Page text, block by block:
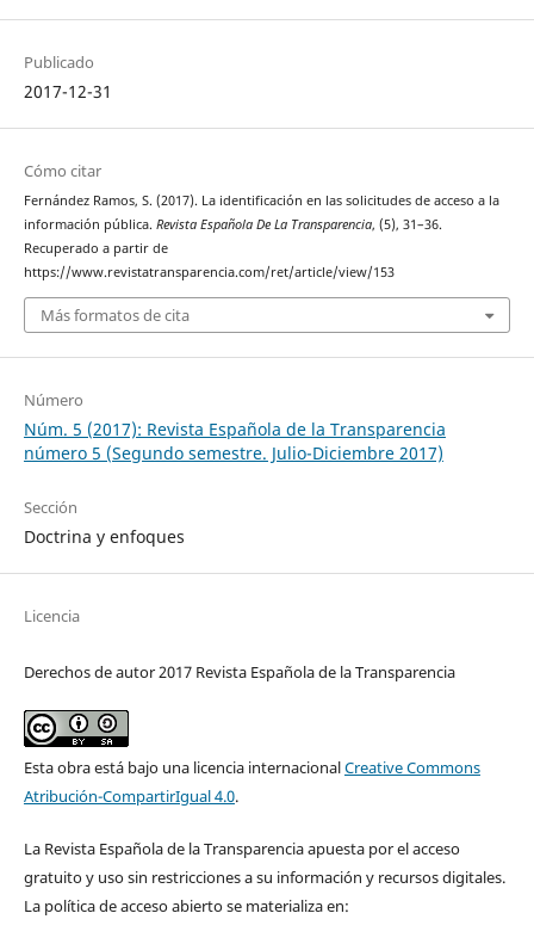
Publicado
2017-12-31
Cómo citar
Fernández Ramos, S. (2017). La identificación en las solicitudes de acceso a la
información pública. Revista Española De La Transparencia, (5), 31–36.
Recuperado a partir de
https://www.revistatransparencia.com/ret/article/view/153
Más formatos de cita
Número
Núm. 5 (2017): Revista Española de la Transparencia
número 5 (Segundo semestre. Julio-Diciembre 2017)
Sección
Doctrina y enfoques
Licencia
Derechos de autor 2017 Revista Española de la Transparencia
Esta obra está bajo una licencia internacionalCreative Commons
Atribución-CompartirIgual 4.0.
La Revista Española de la Transparencia apuesta por el acceso
gratuito y uso sin restricciones a su información y recursos digitales.
La política de acceso abierto se materializa en: